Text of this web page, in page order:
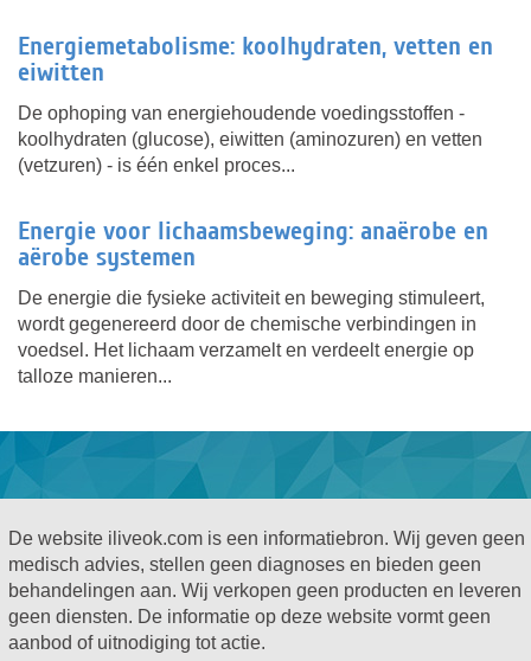
Energiemetabolisme: koolhydraten, vetten en
eiwitten
De ophoping van energiehoudende voedingsstoffen -
koolhydraten (glucose), eiwitten (aminozuren) en vetten
(vetzuren) - is één enkel proces...
Energie voor lichaamsbeweging: anaërobe en
aërobe systemen
De energie die fysieke activiteit en beweging stimuleert,
wordt gegenereerd door de chemische verbindingen in
voedsel. Het lichaam verzamelt en verdeelt energie op
talloze manieren...
De website iliveok.com is een informatiebron. Wij geven geen
medisch advies, stellen geen diagnoses en bieden geen
behandelingen aan. Wij verkopen geen producten en leveren
geen diensten. De informatie op deze website vormt geen
aanbod of uitnodiging tot actie.